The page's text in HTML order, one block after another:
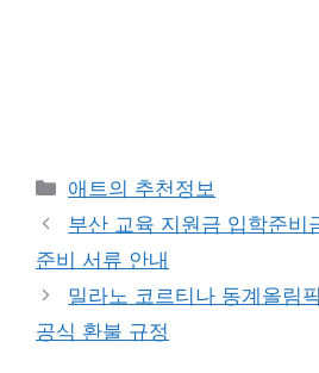
카
테
고
리
애트의 추천정보
부산 교육 지원금 입학준비
준비 서류 안내
밀라노 코르티나 동계올림
공식 환불 규정